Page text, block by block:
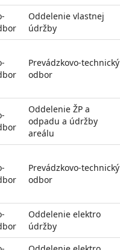
Oddelenie vlastnej
údržby
Prevádzkovo-technický
odbor
Oddelenie ŽP a
odpadu a údržby
areálu
Prevádzkovo-technický
odbor
Oddelenie elektro
údržby